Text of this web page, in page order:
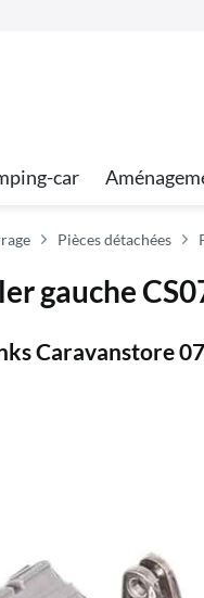
car
Pièces détachées
gauche
Caravanstore